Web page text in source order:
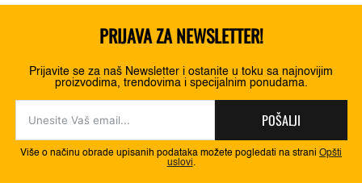
370,00 RSD.
PRIJAVA ZA NEWSLETTER!
Prijavite se za naš Newsletter i ostanite u toku sa najnovijim
proizvodima, trendovima i specijalnim ponudama.
POŠALJI
Više o načinu obrade upisanih podataka možete pogledati na strani Opšti
uslovi.